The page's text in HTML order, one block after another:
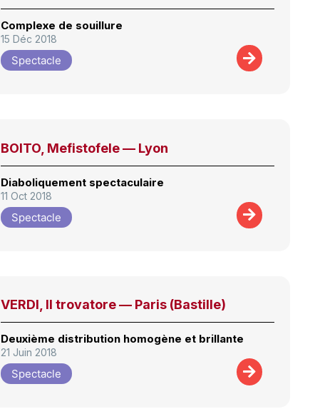
Complexe de souillure
15 Déc 2018
Spectacle
BOITO, Mefistofele — Lyon
Diaboliquement spectaculaire
11 Oct 2018
Spectacle
VERDI, Il trovatore — Paris (Bastille)
Deuxième distribution homogène et brillante
21 Juin 2018
Spectacle